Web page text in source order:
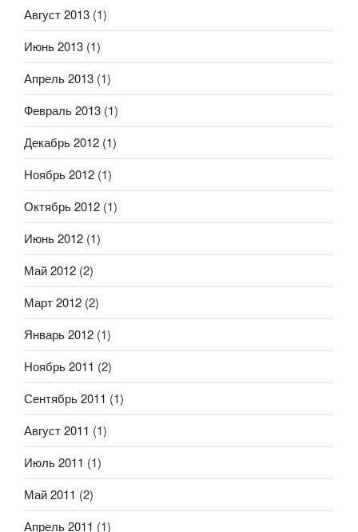
Август 2013 (1)
Июнь 2013 (1)
Апрель 2013 (1)
Февраль 2013 (1)
Декабрь 2012 (1)
Ноябрь 2012 (1)
Октябрь 2012 (1)
Июнь 2012 (1)
Май 2012 (2)
Март 2012 (2)
Январь 2012 (1)
Ноябрь 2011 (2)
Сентябрь 2011 (1)
Август 2011 (1)
Июль 2011 (1)
Май 2011 (2)
Апрель 2011 (1)